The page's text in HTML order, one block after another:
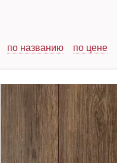
по названию по цене